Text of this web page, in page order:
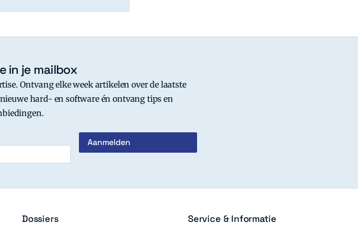
in je mailbox
Ontvang elke week artikelen over de laatste
hard- en software én ontvang tips en
Dossiers Service & Informatie